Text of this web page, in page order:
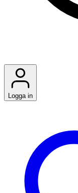
Logga in